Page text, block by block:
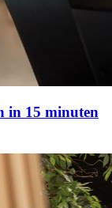
in 15 minuten